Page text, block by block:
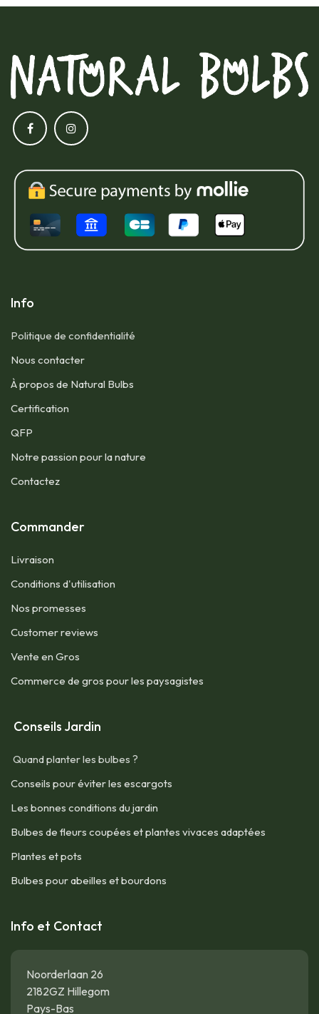
Info
Politique de confidentialité
Nous contacter​
À propos de Natural Bulbs
Certification
QFP​
Notre passion pour la nature
Contactez
Commander
Livraison
Conditions d'utilisation​
Nos promesses
Customer reviews
Vente en Gros
Commerce de gros pour les paysagistes
Conseils Jardin
Quand planter les bulbes ?
Conseils pour éviter les escargots
Les bonnes conditions du jardin
Bulbes de fleurs coupées et plantes vivaces adaptées
Plantes et pots
Bulbes pour abeilles et bourdons
Info et Contact
Noorderlaan 26
2182GZ Hillegom
Pays-Bas